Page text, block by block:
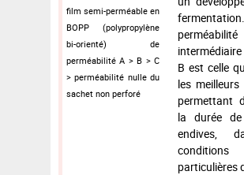
film semi-perméable en
BOPP (polypropylène
bi-orienté) de
perméabilité A > B > C
> perméabilité nulle du
sachet non perforé
perméabilité
B est celle
les
permettant
la durée
endives,
conditions
particulières